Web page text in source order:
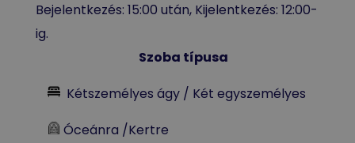
Bejelentkezés: 15:00 után, Kijelentkezés: 12:00-
ig.
Szoba típusa
Kétszemélyes ágy / Két egyszemélyes
Óceánra /Kertre